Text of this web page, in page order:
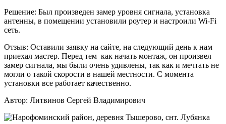
Решение: Был произведен замер уровня сигнала, установка
антенны, в помещении установили роутер и настроили Wi-Fi
сеть.
Отзыв: Оставили заявку на сайте, на следующий день к нам
приехал мастер. Перед тем как начать монтаж, он произвел
замер сигнала, мы были очень удивлены, так как и мечтать не
могли о такой скорости в нашей местности. С момента
установки все работает качественно.
Автор: Литвинов Сергей Владимирович